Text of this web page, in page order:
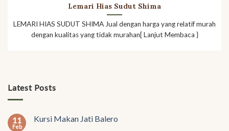
Latest Posts
11
Feb
Kursi Makan Jati Balero
Lemari Hias Sudut Shima
LEMARI HIAS SUDUT SHIMA Jual dengan harga yang relatif murah
dengan kualitas yang tidak murahan[ Lanjut Membaca }